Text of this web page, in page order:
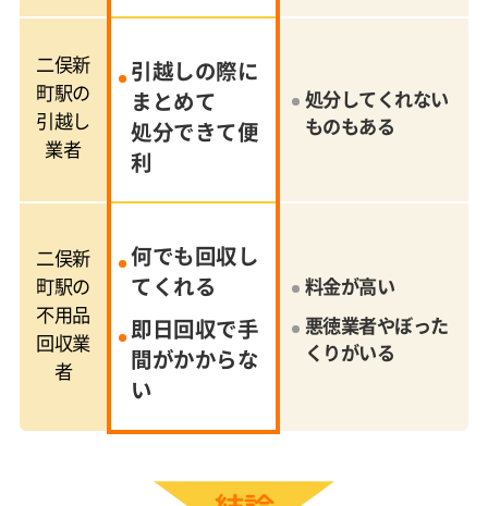
二俣新
町駅の
引越し
業者
引越しの際に
まとめて
処分できて便
利
処分してくれない
ものもある
二俣新
町駅の
不用品
回収業
者
何でも回収し
てくれる
即日回収で手
間がかからな
い
料金が高い
悪徳業者やぼった
くりがいる